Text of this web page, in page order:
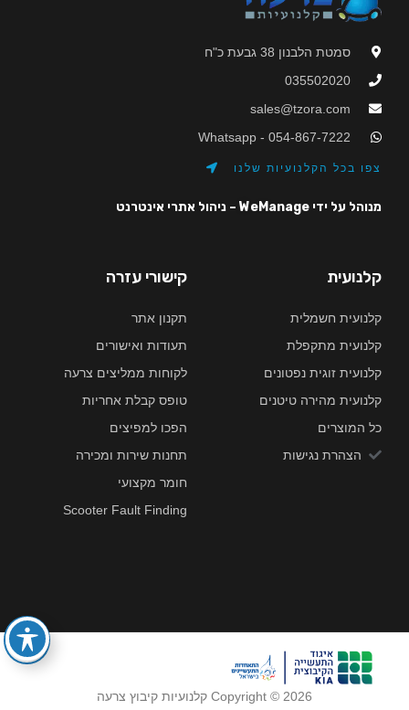
סמטת הלבנון 38 גבעת כ"ח
035502020
sales@tzora.com
Whatsapp - 054-867-7222
צפו בכל הקלנועיות שלנו
מנוהל על ידי WeManage – ניהול אתרי אינטרנט
קלנועית
קלנועית חשמלית
קלנועית מתקפלת
קלנועית זוגית נפטונים
קלנועית מהירה טיטנים
כל המוצרים
הצהרת נגישות
קישורי עזרה
תקנון אתר
תעודות ואישורים
לקוחות ממליצים צרעה
טופס קבלת אחריות
הפכו למפיצים
תחנות שירות ומכירה
חומר מקצועי
Scooter Fault Finding
Copyright © 2026 קלנועיות קיבוץ צרעה